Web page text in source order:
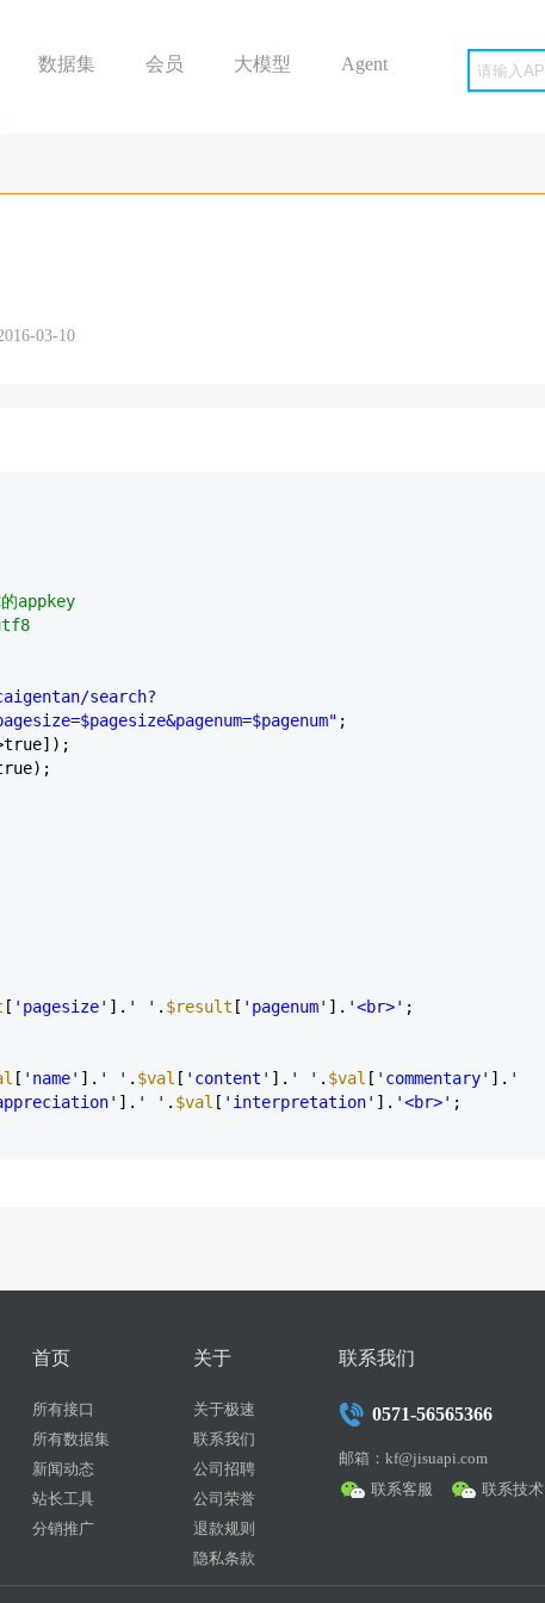
数据集 会员 大模型 Agent
03-10
appkey
search?
;
[ 'pagesize' ]. ' ' . $result [ 'pagenum' ]. '<br>' ;
[ 'name' ]. ' ' . $val [ 'content' ]. ' ' . $val [ 'commentary' ]. '
]. ' ' . $val [ 'interpretation' ]. '<br>' ;
首页
所有接口
所有数据集
新闻动态
站长工具
分销推广
关于
关于极速
联系我们
公司招聘
公司荣誉
退款规则
隐私条款
联系我们
0571-56565366
邮箱：kf@jisuapi.com
联系客服
联系技术